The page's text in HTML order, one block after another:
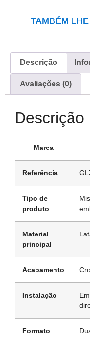
TAMBÉM
Descrição
Avaliações (0)
Descrição
Marca
Referência
Tipo de
produto
Material
principal
Acabamento
Instalação
Formato